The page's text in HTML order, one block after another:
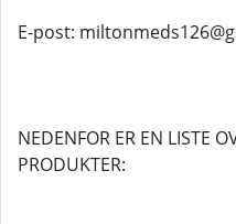
E-post:
NEDENFOR ER EN LISTE
PRODUKTER: